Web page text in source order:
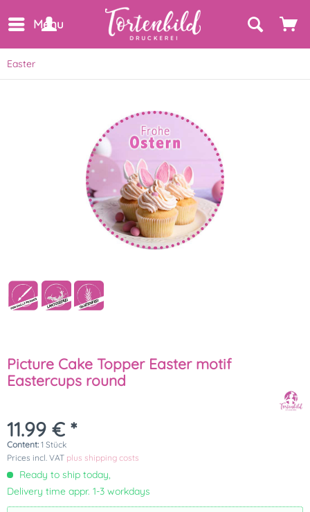
Menu
Easter
Picture Cake Topper Easter motif
Eastercups round
11.99 € *
Content: 1 Stück
Prices incl. VAT plus shipping costs
Ready to ship today,
Delivery time appr. 1-3 workdays